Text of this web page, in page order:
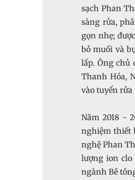
sạch Phan
sàng rửa,
gọn nhẹ;
bỏ muối và
lấp. Ông
Thanh Hóa,
vào tuyển
Năm 2018 -
nghiệm thiết
nghệ Phan
lượng ion clo
ngành Bê